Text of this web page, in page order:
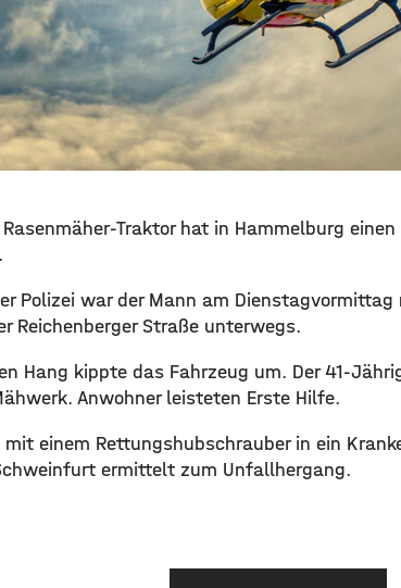
Traktor hat in Hammelburg
Polizei war der Mann am
Reichenberger Straße unterwegs.
Hang kippte das Fahrzeug um. Der 41-
Anwohner leisteten Erste Hilfe.
mit einem Rettungshubschrauber in ein
ermittelt zum Unfallhergang.